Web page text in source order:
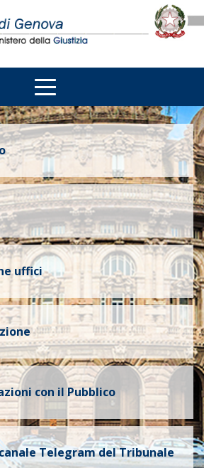
uffici
con il Pubblico
Telegram del Tribunale